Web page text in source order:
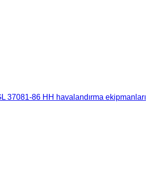
37081-86 HH havalandırma ekipmanları